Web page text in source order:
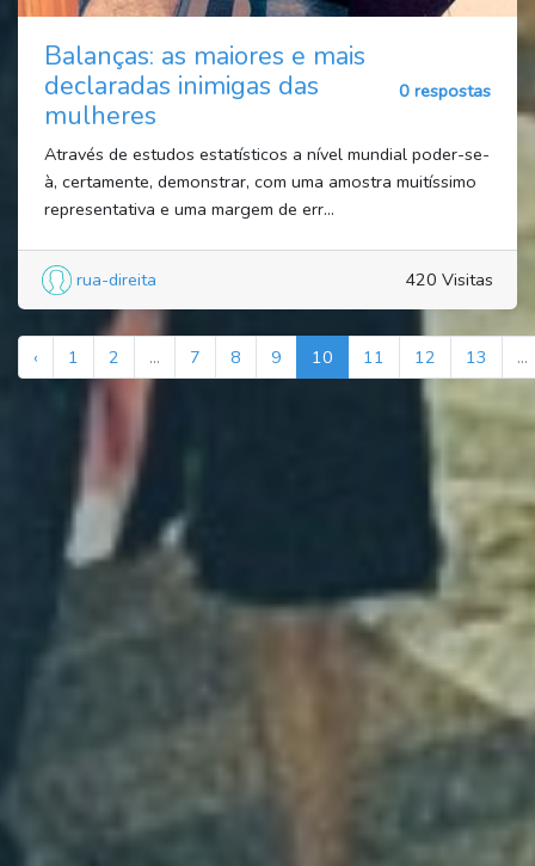
Balanças: as maiores e mais
declaradas inimigas das
mulheres
0 respostas
Através de estudos estatísticos a nível mundial poder-se-
à, certamente, demonstrar, com uma amostra muitíssimo
representativa e uma margem de err...
rua-direita 420 Visitas
‹ 1 2 ... 7 8 9 10 11 12 13 ...